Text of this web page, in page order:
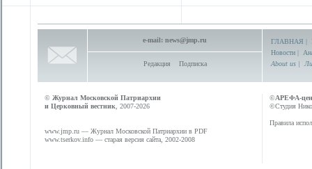
e-mail: news@jmp.ru
Редакция Подписка
ГЛАВНАЯ |
Новости |
About us |
© Журнал Московской Патриархии
и Церковный вестник , 2007-2026
www.jmp.ru — Журнал Московской Патриархии в PDF
www.tserkov.info — старая версия сайта, 2002-2008
©АРЕФА-
©Студия
Правила